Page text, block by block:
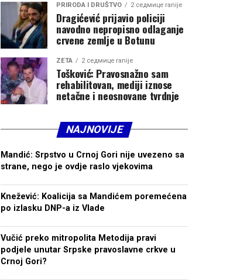
PRIRODA I DRUŠTVO 2 седмице ranije
Dragićević prijavio policiji
navodno nepropisno odlaganje
crvene zemlje u Botunu
ZETA 2 седмице ranije
Tošković: Pravosnažno sam
rehabilitovan, mediji iznose
netačne i neosnovane tvrdnje
NAJNOVIJE
Mandić: Srpstvo u Crnoj Gori nije uvezeno sa
strane, nego je ovdje raslo vjekovima
Knežević: Koalicija sa Mandićem poremećena
po izlasku DNP-a iz Vlade
Vučić preko mitropolita Metodija pravi
podjele unutar Srpske pravoslavne crkve u
Crnoj Gori?